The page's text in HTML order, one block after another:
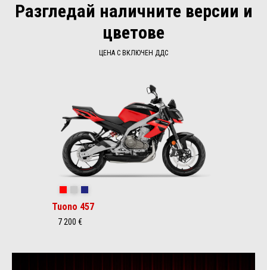
Разгледай наличните версии и
цветове
ЦЕНА С ВКЛЮЧЕН ДДС
Tuono 457
7 200 €